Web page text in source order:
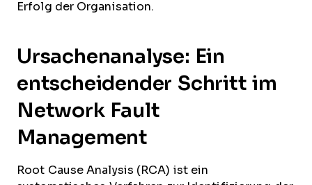
Erfolg der Organisation.
Ursachenanalyse: Ein
entscheidender Schritt im
Network Fault
Management
Root Cause Analysis (RCA) ist ein